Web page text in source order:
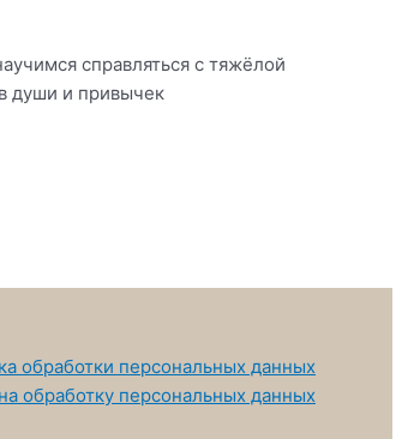
справляться с тяжёлой
души и привычек
обработки персональных данных
обработку персональных данных